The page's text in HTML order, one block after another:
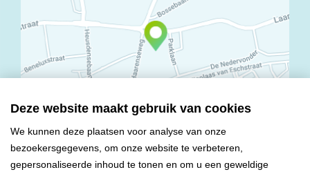
Deze website maakt gebruik van cookies
We kunnen deze plaatsen voor analyse van onze
bezoekersgegevens, om onze website te verbeteren,
gepersonaliseerde inhoud te tonen en om u een geweldige
© Copyright 2026 Mareco Sweet Creations BV